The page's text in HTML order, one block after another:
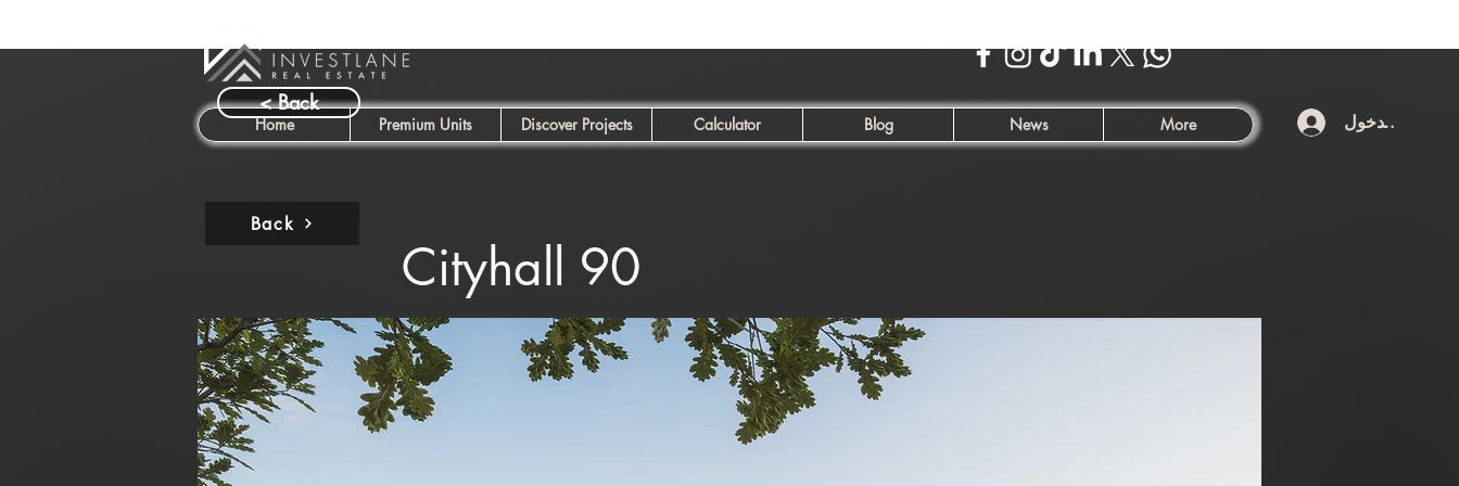
Home Premium Units Discover Projects Calculator Blog News More تسجيل الدخول
< Back
Back
Cityhall 90